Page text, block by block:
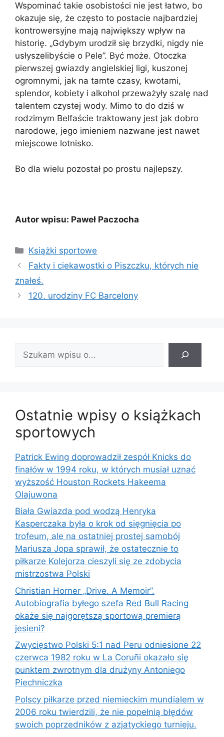
Wspominać takie osobistości nie jest łatwo, bo
okazuje się, że często to postacie najbardziej
kontrowersyjne mają największy wpływ na
historię. „Gdybym urodził się brzydki, nigdy nie
usłyszelibyście o Pele”. Być może. Otoczka
pierwszej gwiazdy angielskiej ligi, kuszonej
ogromnymi, jak na tamte czasy, kwotami,
splendor, kobiety i alkohol przeważyły szalę nad
talentem czystej wody. Mimo to do dziś w
rodzimym Belfaście traktowany jest jak dobro
narodowe, jego imieniem nazwane jest nawet
miejscowe lotnisko.
Bo dla wielu pozostał po prostu najlepszy.
Autor wpisu: Paweł Paczocha
Kategorie
Książki sportowe
Fakty i ciekawostki o Piszczku, których nie
znałeś.
120. urodziny FC Barcelony
wpis:
Ostatnie wpisy o książkach
sportowych
Patrick Ewing doprowadził zespół Knicks do
finałów w 1994 roku, w których musiał uznać
wyższość Houston Rockets Hakeema
Olajuwona
Biała Gwiazda pod wodzą Henryka
Kasperczaka była o krok od sięgnięcia po
trofeum, ale na ostatniej prostej samobój
Mariusza Jopa sprawił, że ostatecznie to
piłkarze Kolejorza cieszyli się ze zdobycia
mistrzostwa Polski
Christian Horner „Drive. A Memoir”.
Autobiografia byłego szefa Red Bull Racing
okaże się najgorętszą sportową premierą
jesieni?
Zwycięstwo Polski 5:1 nad Peru odniesione 22
czerwca 1982 roku w La Coruñi okazało się
punktem zwrotnym dla drużyny Antoniego
Piechniczka
Polscy piłkarze przed niemieckim mundialem w
2006 roku twierdzili, że nie popełnią błędów
swoich poprzedników z azjatyckiego turnieju.